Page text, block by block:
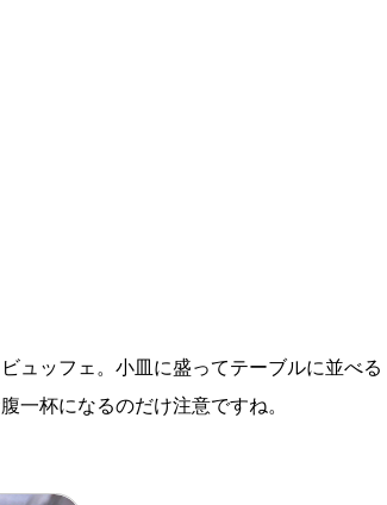
ュッフェ。小皿に盛ってテーブルに並べる
一杯になるのだけ注意ですね。